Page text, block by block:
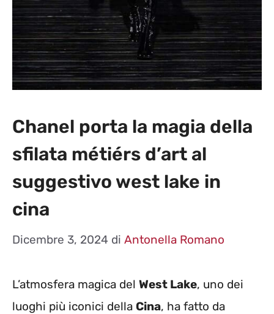
Chanel porta la magia della
sfilata métiérs d’art al
suggestivo west lake in
cina
Dicembre 3, 2024 di Antonella Romano
L’atmosfera magica del West Lake, uno dei
luoghi più iconici della Cina, ha fatto da